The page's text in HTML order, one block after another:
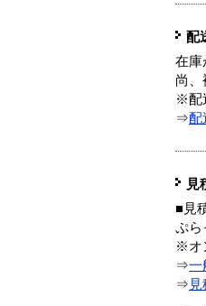
配
在庫
尚、
※配
⇒配
見
■見
ぷら
※オ
⇒一
⇒